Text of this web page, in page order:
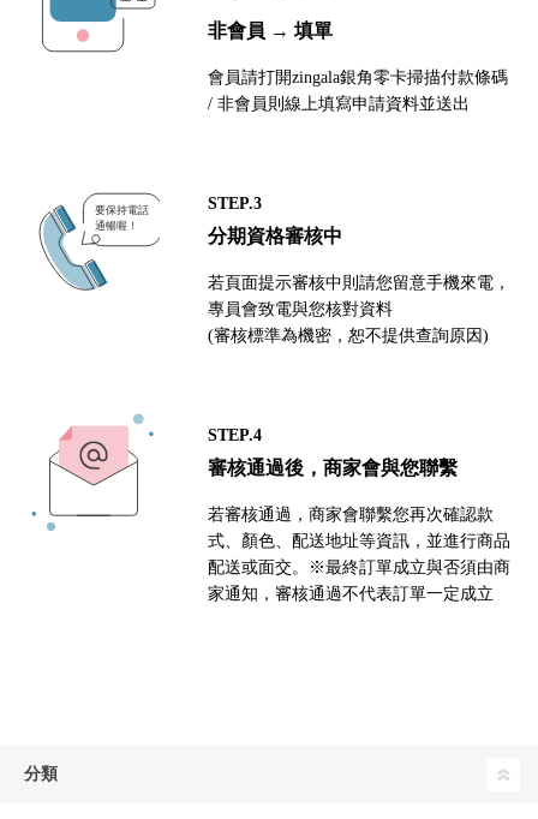
非會員 → 填單
會員請打開zingala銀角零卡掃描付款條碼
/ 非會員則線上填寫申請資料並送出
STEP.3
分期資格審核中
若頁面提示審核中則請您留意手機來電，
專員會致電與您核對資料
(審核標準為機密，恕不提供查詢原因)
STEP.4
審核通過後，商家會與您聯繫
若審核通過，商家會聯繫您再次確認款
式、顏色、配送地址等資訊，並進行商品
配送或面交。※最終訂單成立與否須由商
家通知，審核通過不代表訂單一定成立
分類